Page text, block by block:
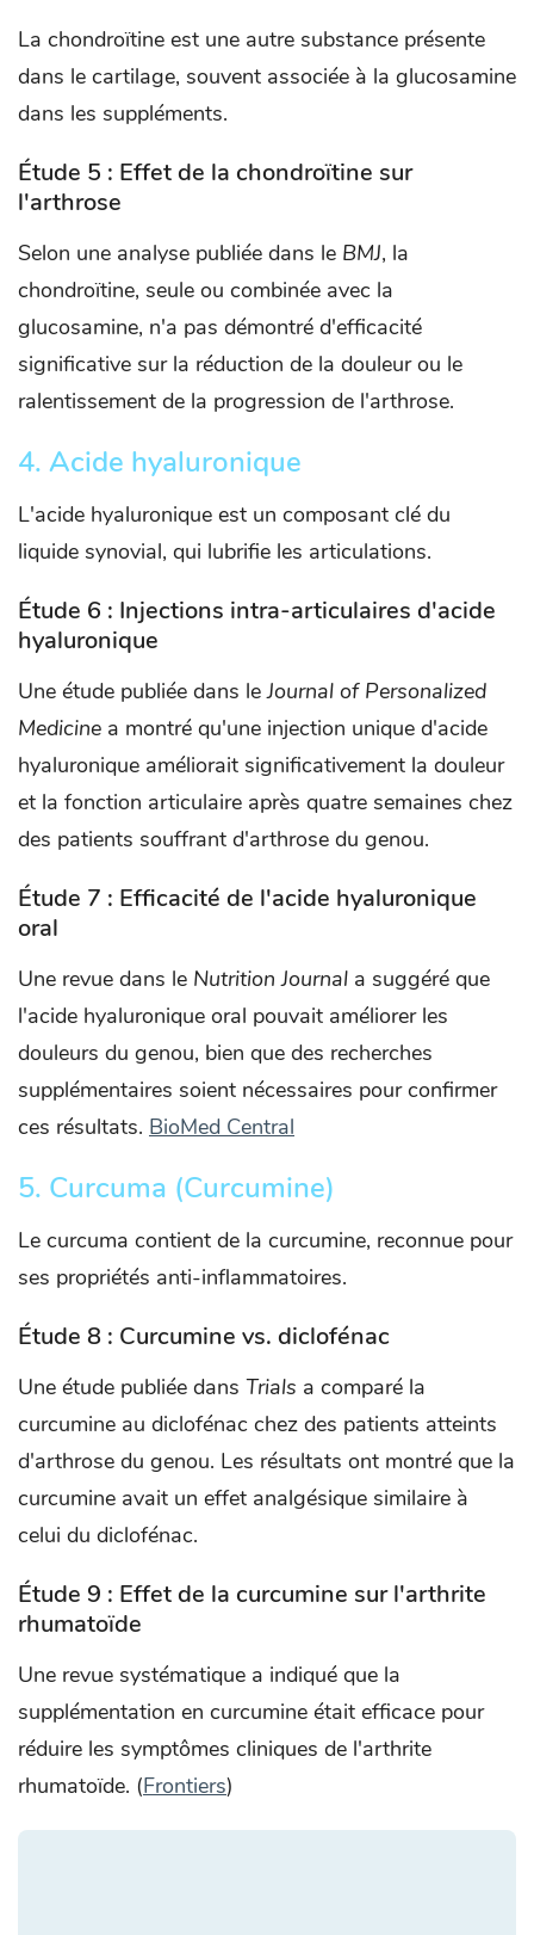
La chondroïtine est une autre substance présente
dans le cartilage, souvent associée à la glucosamine
dans les suppléments.
Étude 5 : Effet de la chondroïtine sur
l'arthrose
Selon une analyse publiée dans le BMJ, la
chondroïtine, seule ou combinée avec la
glucosamine, n'a pas démontré d'efficacité
significative sur la réduction de la douleur ou le
ralentissement de la progression de l'arthrose.
4. Acide hyaluronique
L'acide hyaluronique est un composant clé du
liquide synovial, qui lubrifie les articulations.
Étude 6 : Injections intra-articulaires d'acide
hyaluronique
Une étude publiée dans leJournal of Personalized
Medicine a montré qu'une injection unique d'acide
hyaluronique améliorait significativement la douleur
et la fonction articulaire après quatre semaines chez
des patients souffrant d'arthrose du genou. ​
Étude 7 : Efficacité de l'acide hyaluronique
oral
Une revue dans le Nutrition Journal a suggéré que
l'acide hyaluronique oral pouvait améliorer les
douleurs du genou, bien que des recherches
supplémentaires soient nécessaires pour confirmer
ces résultats. ​ BioMed Central
5. Curcuma (Curcumine)
Le curcuma contient de la curcumine, reconnue pour
ses propriétés anti-inflammatoires.
Étude 8 : Curcumine vs. diclofénac
Une étude publiée dans Trials a comparé la
curcumine au diclofénac chez des patients atteints
d'arthrose du genou. Les résultats ont montré que la
curcumine avait un effet analgésique similaire à
celui du diclofénac.
Étude 9 : Effet de la curcumine sur l'arthrite
rhumatoïde
Une revue systématique a indiqué que la
supplémentation en curcumine était efficace pour
réduire les symptômes cliniques de l'arthrite
rhumatoïde. (​Frontiers)